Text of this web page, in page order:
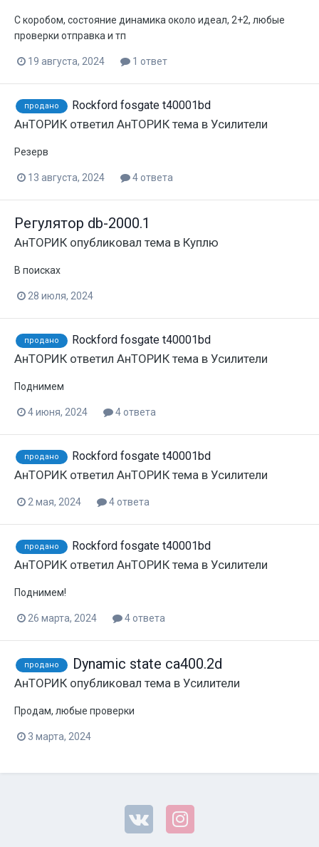
С коробом, состояние динамика около идеал, 2+2, любые
проверки отправка и тп
19 августа, 2024 1 ответ
продано Rockford fosgate t40001bd
АнТОРИК ответил АнТОРИК тема в Усилители
Резерв
13 августа, 2024 4 ответа
Регулятор db-2000.1
АнТОРИК опубликовал тема в Куплю
В поисках
28 июля, 2024
продано Rockford fosgate t40001bd
АнТОРИК ответил АнТОРИК тема в Усилители
Поднимем
4 июня, 2024 4 ответа
продано Rockford fosgate t40001bd
АнТОРИК ответил АнТОРИК тема в Усилители
2 мая, 2024 4 ответа
продано Rockford fosgate t40001bd
АнТОРИК ответил АнТОРИК тема в Усилители
Поднимем!
26 марта, 2024 4 ответа
продано Dynamic state ca400.2d
АнТОРИК опубликовал тема в Усилители
Продам, любые проверки
3 марта, 2024